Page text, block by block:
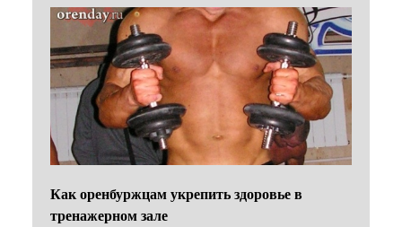
Как оренбуржцам укрепить здоровье в
тренажерном зале